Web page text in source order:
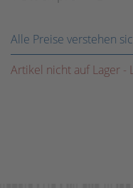
Alle Preise verstehen
Artikel nicht auf Lager -